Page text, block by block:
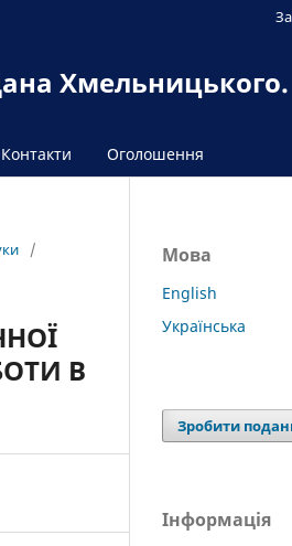
Хмельницького.
Контакти Оголошення
/
В
Мова
English
Українська
Зробити
Інформація